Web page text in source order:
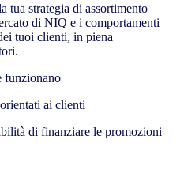
tua strategia di assortimento
di NIQ e i comportamenti
tuoi clienti, in piena
funzionano
ai clienti
di finanziare le promozioni